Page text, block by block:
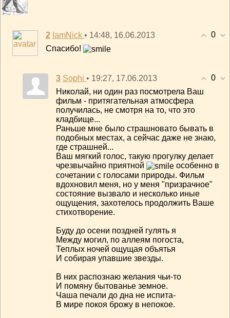
0
2 IamNick • 14:48, 16.06.2013
Спасибо!
0
3 Sophi • 19:27, 17.06.2013
Николай, ни один раз посмотрела Ваш
фильм - притягательная атмосфера
получилась, не смотря на то, что это
кладбище...
Раньше мне было страшновато бывать в
подобных местах, а сейчас даже не знаю,
где страшней...
Ваш мягкий голос, такую прогулку делает
чрезвычайно приятной
особенно в
сочетании с голосами природы. Фильм
вдохновил меня, но у меня "призрачное"
состояние вызвало и несколько иные
ощущения, захотелось продолжить Ваше
стихотворение.
Буду до осени поздней гулять я
Между могил, по аллеям погоста,
Теплых ночей ощущая объятья
И собирая упавшие звезды.
В них распознаю желания чьи-то
И помяну бытованье земное.
Чаша печали до дна не испита-
В мире покоя брожу в непокое.